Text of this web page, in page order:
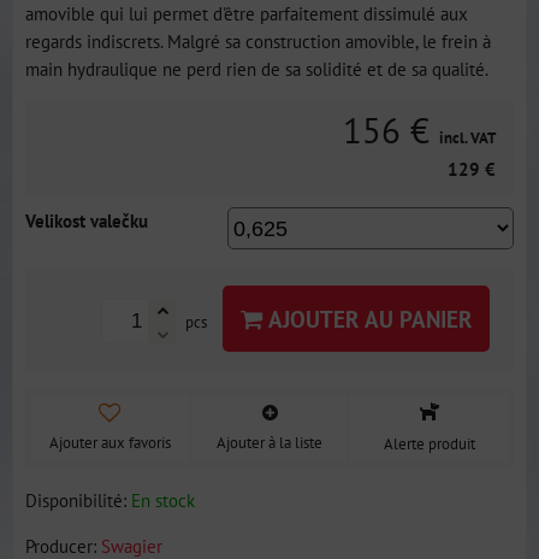
amovible qui lui permet d'être parfaitement dissimulé aux
regards indiscrets. Malgré sa construction amovible, le frein à
main hydraulique ne perd rien de sa solidité et de sa qualité.
156 € incl. VAT
129 €
Velikost valečku
pcs AJOUTER AU PANIER
Ajouter aux favoris Ajouter à la liste Alerte produit
Disponibilité: En stock
Producer: Swagier